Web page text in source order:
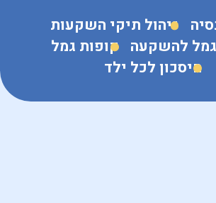
ניהול תיקי השקעות
להשקעה קופות גמל
חיסכון לכל ילד